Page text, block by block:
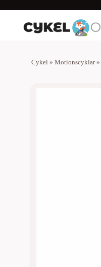
Cykel » Motionscyklar»